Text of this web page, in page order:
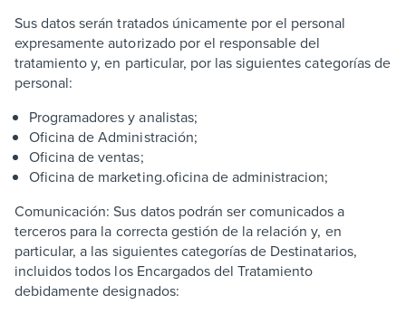
Sus datos serán tratados únicamente por el personal
expresamente autorizado por el responsable del
tratamiento y, en particular, por las siguientes categorías de
personal:
Programadores y analistas;
Oficina de Administración;
Oficina de ventas;
Oficina de marketing.oficina de administracion;
Comunicación: Sus datos podrán ser comunicados a
terceros para la correcta gestión de la relación y, en
particular, a las siguientes categorías de Destinatarios,
incluidos todos los Encargados del Tratamiento
debidamente designados: